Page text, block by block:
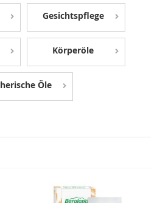
Gesichtspflege
Körperöle
Öle